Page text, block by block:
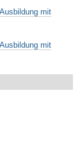
mit
mit